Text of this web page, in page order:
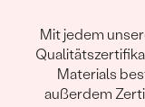
Mit jedem
Materials
außerdem